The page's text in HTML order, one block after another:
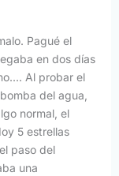
Pagué el
en dos días
Al probar el
del agua,
normal, el
5 estrellas
paso del
una